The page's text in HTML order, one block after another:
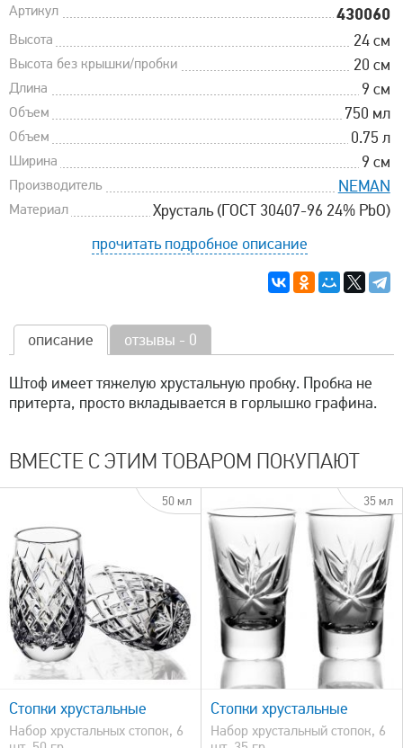
Артикул 430060
Высота 24 см
Высота без крышки/пробки 20 см
Длина 9 см
Объем 750 мл
Объем 0.75 л
Ширина 9 см
Производитель NEMAN
Материал
Хрусталь (ГОСТ 30407-96 24% PbO)
прочитать подробное описание
описание отзывы - 0
Штоф имеет тяжелую хрустальную пробку. Пробка не
притерта, просто вкладывается в горлышко графина.
ВМЕСТЕ С ЭТИМ ТОВАРОМ ПОКУПАЮТ
50 мл
Стопки хрустальные
Набор хрустальных стопок, 6
35 мл
быстрый просмотр
Стопки хрустальные
Набор хрустальный стопок, 6